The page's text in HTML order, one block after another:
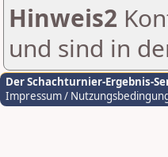
Hinweis2
und sind in
Der Schachturnier-Ergebnis-
Impressum /